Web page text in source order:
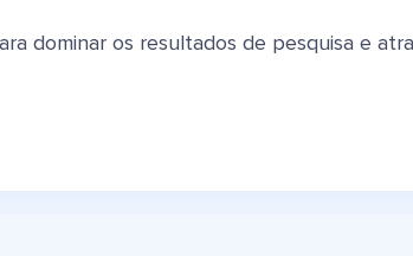
dominar os resultados de pesquisa e